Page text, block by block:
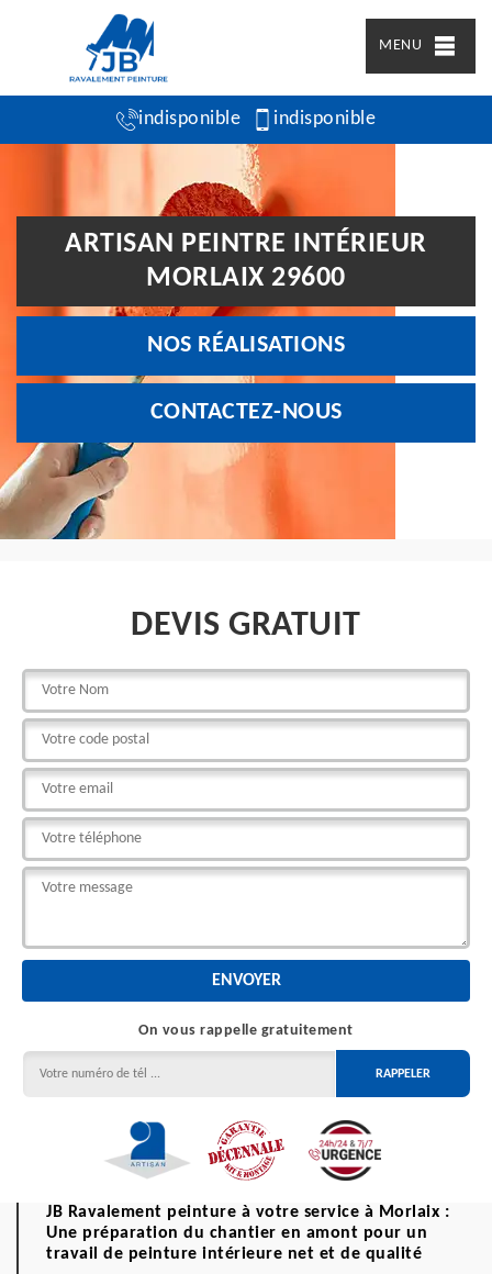
MENU
indisponible indisponible
ARTISAN PEINTRE INTÉRIEUR
MORLAIX 29600
NOS RÉALISATIONS
CONTACTEZ-NOUS
DEVIS GRATUIT
On vous rappelle gratuitement
JB Ravalement peinture à votre service à Morlaix :
Une préparation du chantier en amont pour un
travail de peinture intérieure net et de qualité